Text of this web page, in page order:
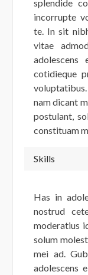
splendide
incorrupte
te. In sit
vitae
adolescens
cotidieque
nam dicant
postulant,
constituam
Skills
Has in
nostrud
moderatius
solum
mei ad.
adolescens